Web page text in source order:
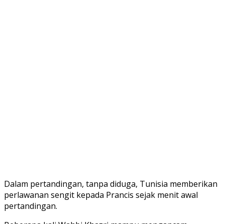
Dalam pertandingan, tanpa diduga, Tunisia memberikan
perlawanan sengit kepada Prancis sejak menit awal
pertandingan.